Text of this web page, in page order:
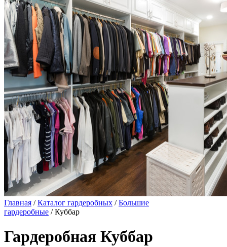
Главная /Каталог гардеробных /Большие
гардеробные / Куббар
Гардеробная Куббар